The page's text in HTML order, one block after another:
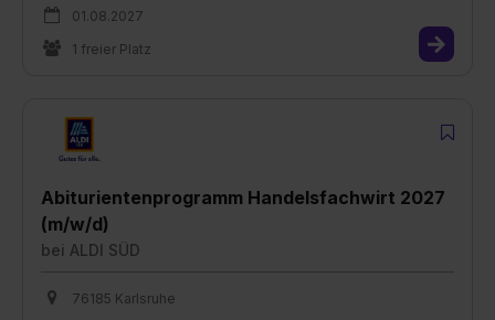
01.08.2027
1 freier Platz
Abiturientenprogramm Handelsfachwirt 2027
(m/w/d)
bei ALDI SÜD
76185 Karlsruhe